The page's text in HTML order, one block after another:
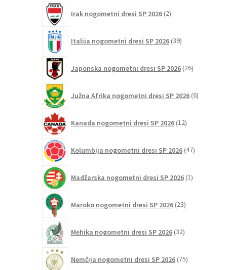
Irak nogometni dresi SP 2026 2izdelka
Italija nogometni dresi SP 2026 39izdelkov
Japonska nogometni dresi SP 2026 26izdelkov
Južna Afrika nogometni dresi SP 2026 6izdelkov
Kanada nogometni dresi SP 2026 12izdelkov
Kolumbija nogometni dresi SP 2026 47izdelkov
Madžarska nogometni dresi SP 2026 1izdelek
Maroko nogometni dresi SP 2026 23izdelkov
Mehika nogometni dresi SP 2026 32izdelkov
Nemčija nogometni dresi SP 2026 75izdelkov